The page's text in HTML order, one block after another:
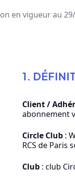
en vigueur au
1.
Client /
abonnement
Circle Club :
RCS de Paris
Club : club